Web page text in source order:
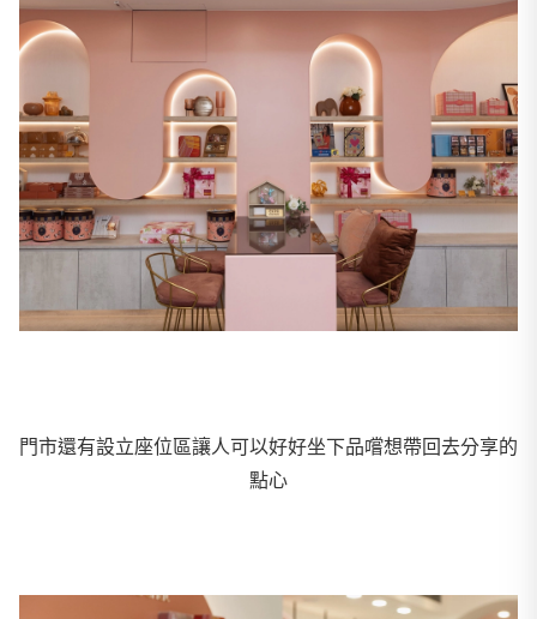
門市還有設立座位區讓人可以好好坐下品嚐想帶回去分享的
點心